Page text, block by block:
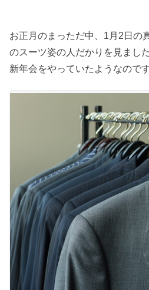
お正月のまっただ中、1月2日の
のスーツ姿の人だかりを見ました
新年会をやっていたようなので